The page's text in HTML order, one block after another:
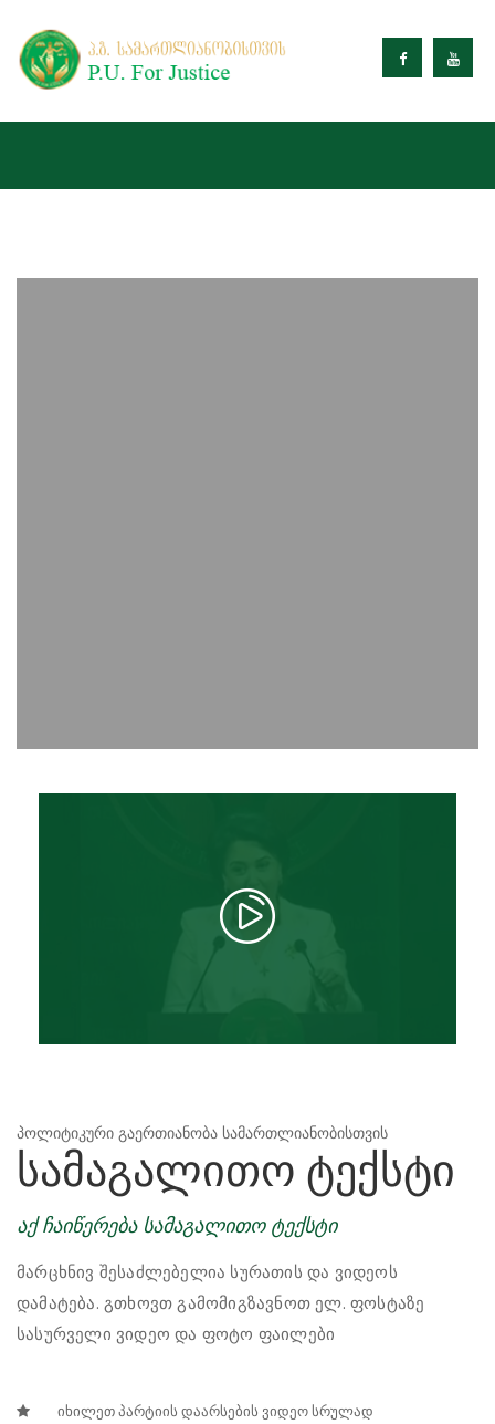
პოლიტიკური გაერთიანობა სამართლიანობისთვის
სამაგალითო ტექსტი
აქ ჩაიწერება სამაგალითო ტექსტი
მარცხნივ შესაძლებელია სურათის და ვიდეოს
დამატება. გთხოვთ გამომიგზავნოთ ელ. ფოსტაზე
სასურველი ვიდეო და ფოტო ფაილები
იხილეთ პარტიის დაარსების ვიდეო სრულად